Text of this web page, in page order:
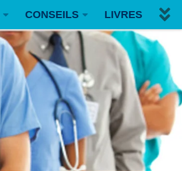
CONSEILS LIVRES